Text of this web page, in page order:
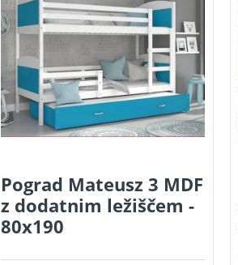
Pograd Mateusz 3 MDF
z dodatnim ležiščem -
80x190